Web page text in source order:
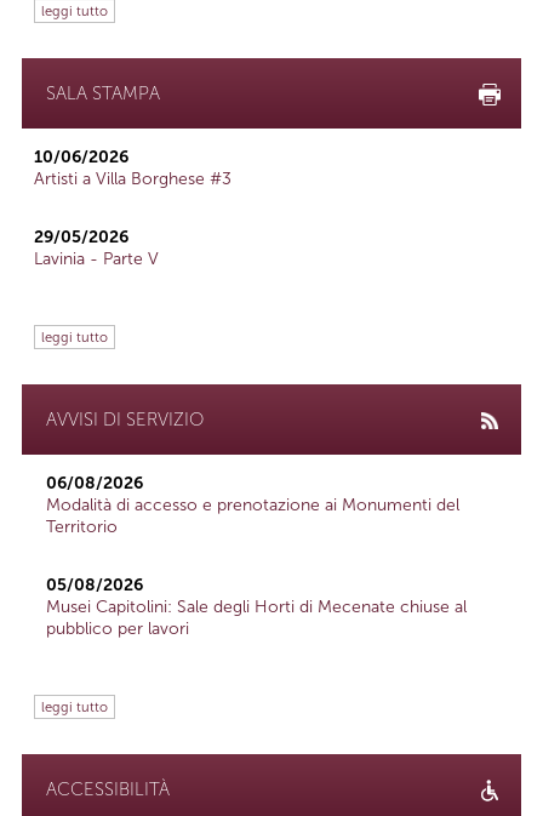
leggi tutto
SALA STAMPA
10/06/2026
Artisti a Villa Borghese #3
29/05/2026
Lavinia - Parte V
leggi tutto
AVVISI DI SERVIZIO
06/08/2026
Modalità di accesso e prenotazione ai Monumenti del
Territorio
05/08/2026
Musei Capitolini: Sale degli Horti di Mecenate chiuse al
pubblico per lavori
leggi tutto
ACCESSIBILITÀ